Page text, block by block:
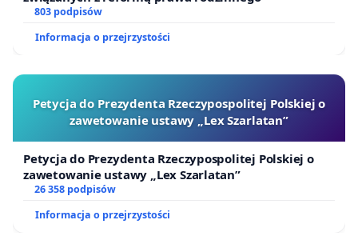
803 podpisów
Informacja o przejrzystości
Petycja do Prezydenta Rzeczypospolitej Polskiej o
zawetowanie ustawy „Lex Szarlatan”
Petycja do Prezydenta Rzeczypospolitej Polskiej o
zawetowanie ustawy „Lex Szarlatan”
26 358 podpisów
Informacja o przejrzystości